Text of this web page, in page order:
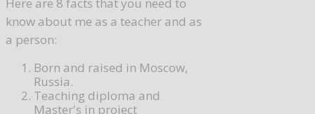
know about me as a teacher and as
a person:
Born and raised in Moscow,
Russia.
Teaching diploma and
Master's in project